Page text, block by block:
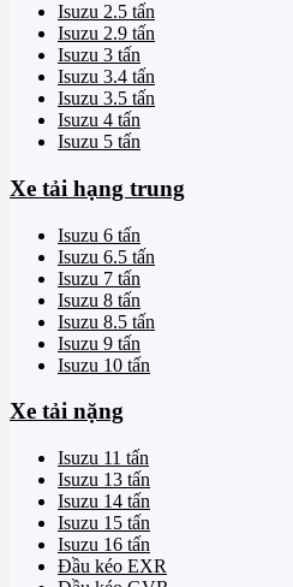
Isuzu 2.5 tấn
Isuzu 2.9 tấn
Isuzu 3 tấn
Isuzu 3.4 tấn
Isuzu 3.5 tấn
Isuzu 4 tấn
Isuzu 5 tấn
Xe tải hạng trung
Isuzu 6 tấn
Isuzu 6.5 tấn
Isuzu 7 tấn
Isuzu 8 tấn
Isuzu 8.5 tấn
Isuzu 9 tấn
Isuzu 10 tấn
Xe tải nặng
Isuzu 11 tấn
Isuzu 13 tấn
Isuzu 14 tấn
Isuzu 15 tấn
Isuzu 16 tấn
Đầu kéo EXR